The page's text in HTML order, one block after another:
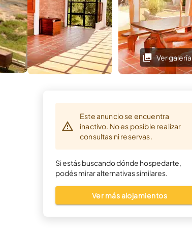
Ver galería
Ver galería
Este anuncio se encuentra
inactivo. No es posible realizar
consultas ni reservas.
Si estás buscando dónde hospedarte,
podés mirar alternativas similares.
Ver más alojamientos